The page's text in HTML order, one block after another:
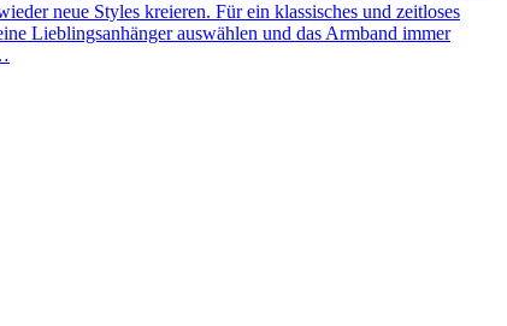
neue Styles kreieren. Für ein klassisches und zeitloses
Lieblingsanhänger auswählen und das Armband immer